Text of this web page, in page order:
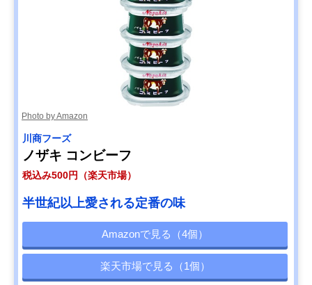
Photo by Amazon
川商フーズ
ノザキ コンビーフ
税込み500円（楽天市場）
半世紀以上愛される定番の味
Amazonで見る（4個）
楽天市場で見る（1個）